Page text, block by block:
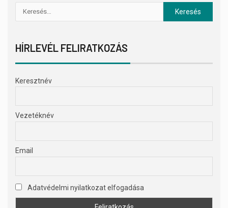
HÍRLEVÉL FELIRATKOZÁS
Keresztnév
Vezetéknév
Email
Adatvédelmi nyilatkozat elfogadása